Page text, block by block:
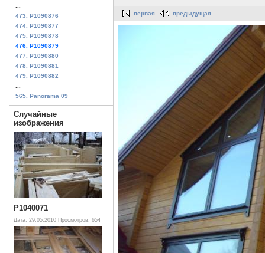
...
473. P1090876
474. P1090877
475. P1090878
476. P1090879
477. P1090880
478. P1090881
479. P1090882
...
565. Panorama 09
Случайные
изображения
P1040071
Дата: 29.05.2010 Просмотров: 654
первая предыдущая